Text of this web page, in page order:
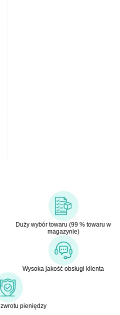
Duży wybór towaru (99 % towaru w
magazynie)
Wysoka jakość obsługi klienta
pieniędzy